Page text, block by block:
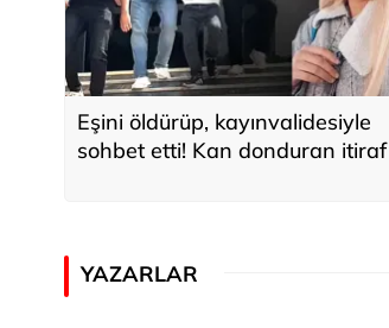
Eşini öldürüp, kayınvalidesiyle
sohbet etti! Kan donduran itiraf
YAZARLAR